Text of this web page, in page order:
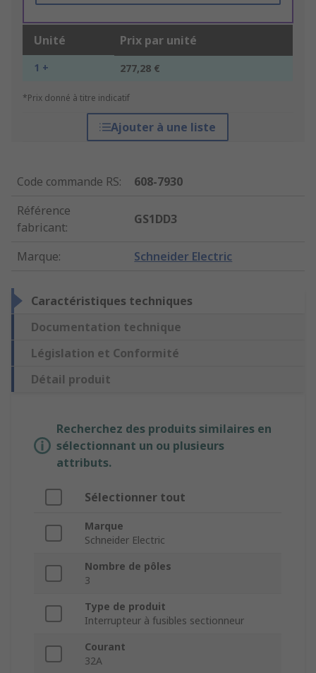
Unité Prix par unité
1 + 277,28 €
*Prix donné à titre indicatif
Ajouter à une liste
Code commande RS:
608-7930
Référence
fabricant:
GS1DD3
Marque: Schneider Electric
Caractéristiques techniques
Documentation technique
Législation et Conformité
Détail produit
Recherchez des produits similaires en
sélectionnant un ou plusieurs
attributs.
Sélectionner tout
Marque
Schneider Electric
Nombre de pôles
3
Type de produit
Interrupteur à fusibles sectionneur
Courant
32A